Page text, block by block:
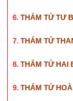
6. THÁM TỬ TƯ
7. THÁM TỬ
8. THÁM TỬ HAI
9. THÁM TỬ